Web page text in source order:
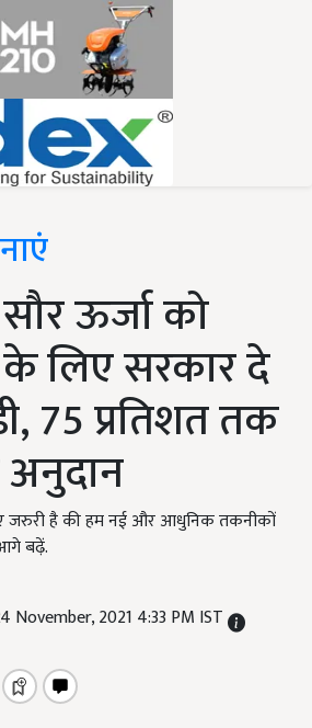
ऊर्जा को
लिए सरकार दे
75 प्रतिशत तक
जरुरी है की हम नई और आधुनिक तकनीकों
बढ़ें.
November, 2021 4:33 PM IST